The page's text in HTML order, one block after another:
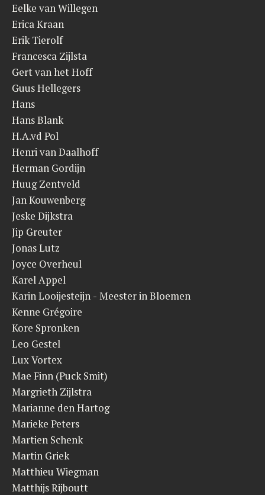
Eelke van Willegen
Erica Kraan
Erik Tierolf
Francesca Zijlsta
Gert van het Hoff
Guus Hellegers
Hans
Hans Blank
H.A.vd Pol
Henri van Daalhoff
Herman Gordijn
Huug Zentveld
Jan Kouwenberg
Jeske Dijkstra
Jip Greuter
Jonas Lutz
Joyce Overheul
Karel Appel
Karin Looijesteijn - Meester in Bloemen
Kenne Grégoire
Kore Spronken
Leo Gestel
Lux Vortex
Mae Finn (Puck Smit)
Margrieth Zijlstra
Marianne den Hartog
Marieke Peters
Martien Schenk
Martin Griek
Matthieu Wiegman
Matthijs Rijboutt